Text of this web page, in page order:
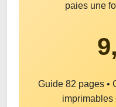
paies une
Guide 82 pages •
imprimables